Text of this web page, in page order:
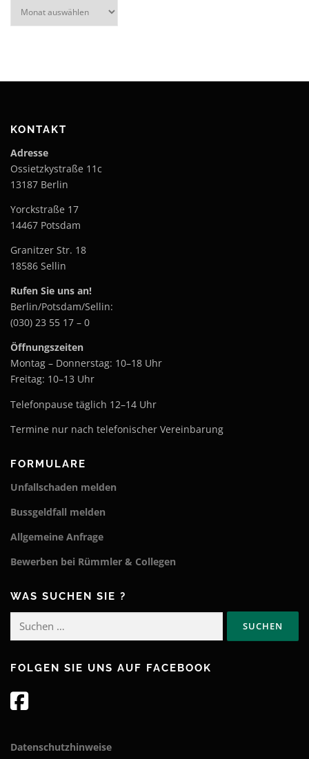
KONTAKT
Adresse
Ossietzkystraße 11c
13187 Berlin
Yorckstraße 17
14467 Potsdam
Granitzer Str. 18
18586 Sellin
Rufen Sie uns an!
Berlin/Potsdam/Sellin:
(030) 23 55 17 – 0
Öffnungszeiten
Montag – Donnerstag: 10–18 Uhr
Freitag: 10–13 Uhr
Telefonpause täglich 12–14 Uhr
Termine nur nach telefonischer Vereinbarung
FORMULARE
Unfallschaden melden
Bussgeldfall melden
Allgemeine Anfrage
Bewerben bei Rümmler & Collegen
WAS SUCHEN SIE ?
Suchen
FOLGEN SIE UNS AUF FACEBOOK
Datenschutzhinweise